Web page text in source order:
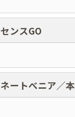
ンスGO
ートべニア／本